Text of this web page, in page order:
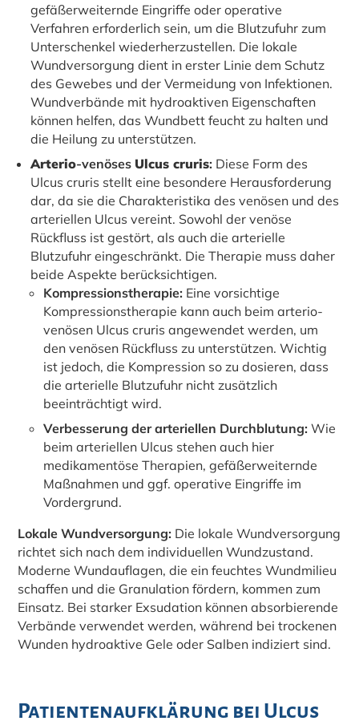
gefäßerweiternde Eingriffe oder operative
Verfahren erforderlich sein, um die Blutzufuhr zum
Unterschenkel wiederherzustellen. Die lokale
Wundversorgung dient in erster Linie dem Schutz
des Gewebes und der Vermeidung von Infektionen.
Wundverbände mit hydroaktiven Eigenschaften
können helfen, das Wundbett feucht zu halten und
die Heilung zu unterstützen.
Arterio-venöses Ulcus cruris: Diese Form des
Ulcus cruris stellt eine besondere Herausforderung
dar, da sie die Charakteristika des venösen und des
arteriellen Ulcus vereint. Sowohl der venöse
Rückfluss ist gestört, als auch die arterielle
Blutzufuhr eingeschränkt. Die Therapie muss daher
beide Aspekte berücksichtigen.
Kompressionstherapie: Eine vorsichtige
Kompressionstherapie kann auch beim arterio-
venösen Ulcus cruris angewendet werden, um
den venösen Rückfluss zu unterstützen. Wichtig
ist jedoch, die Kompression so zu dosieren, dass
die arterielle Blutzufuhr nicht zusätzlich
beeinträchtigt wird.
Verbesserung der arteriellen Durchblutung: Wie
beim arteriellen Ulcus stehen auch hier
medikamentöse Therapien, gefäßerweiternde
Maßnahmen und ggf. operative Eingriffe im
Vordergrund.
Lokale Wundversorgung: Die lokale Wundversorgung
richtet sich nach dem individuellen Wundzustand.
Moderne Wundauflagen, die ein feuchtes Wundmilieu
schaffen und die Granulation fördern, kommen zum
Einsatz. Bei starker Exsudation können absorbierende
Verbände verwendet werden, während bei trockenen
Wunden hydroaktive Gele oder Salben indiziert sind.
Patientenaufklärung bei Ulcus